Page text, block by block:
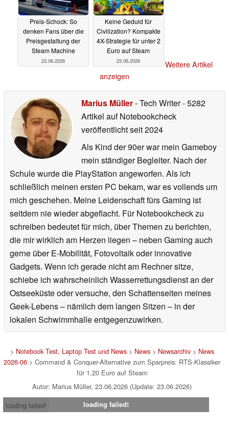
Preis-Schock: So
denken Fans über die
Preisgestaltung der
Steam Machine
23.06.2026
Keine Geduld für
Civilization? Kompakte
4X-Strategie für unter 2
Euro auf Steam
23.06.2026
Weitere Artikel
anzeigen
Marius Müller- Tech Writer- 5282
Artikel auf Notebookcheck
veröffentlichtseit 2024
Als Kind der 90er war mein Gameboy
mein ständiger Begleiter. Nach der
Schule wurde die PlayStation angeworfen. Als ich
schließlich meinen ersten PC bekam, war es vollends um
mich geschehen. Meine Leidenschaft fürs Gaming ist
seitdem nie wieder abgeflacht. Für Notebookcheck zu
schreiben bedeutet für mich, über Themen zu berichten,
die mir wirklich am Herzen liegen – neben Gaming auch
gerne über E-Mobilität, Fotovoltaik oder innovative
Gadgets. Wenn ich gerade nicht am Rechner sitze,
schiebe ich wahrscheinlich Wasserrettungsdienst an der
Ostseeküste oder versuche, den Schattenseiten meines
Geek-Lebens – nämlich dem langen Sitzen – in der
lokalen Schwimmhalle entgegenzuwirken.
> Notebook Test, Laptop Test und News> News> Newsarchiv> News
2026-06 > Command & Conquer-Alternative zum Sparpreis: RTS-Klassiker
für 1,20 Euro auf Steam
Autor: Marius Müller, 23.06.2026 (Update: 23.06.2026)
loading failed!
loading failed!